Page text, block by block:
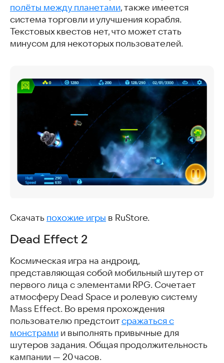
полёты между планетами, также имеется
система торговли и улучшения корабля.
Текстовых квестов нет, что может стать
минусом для некоторых пользователей.
Скачать похожие игры в RuStore.
Dead Effect 2
Космическая игра на андроид,
представляющая собой мобильный шутер от
первого лица с элементами RPG. Сочетает
атмосферу Dead Space и ролевую систему
Mass Effect. Во время прохождения
пользователю предстоитсражаться с
монстрами и выполнять привычные для
шутеров задания. Общая продолжительность
кампании — 20 часов.